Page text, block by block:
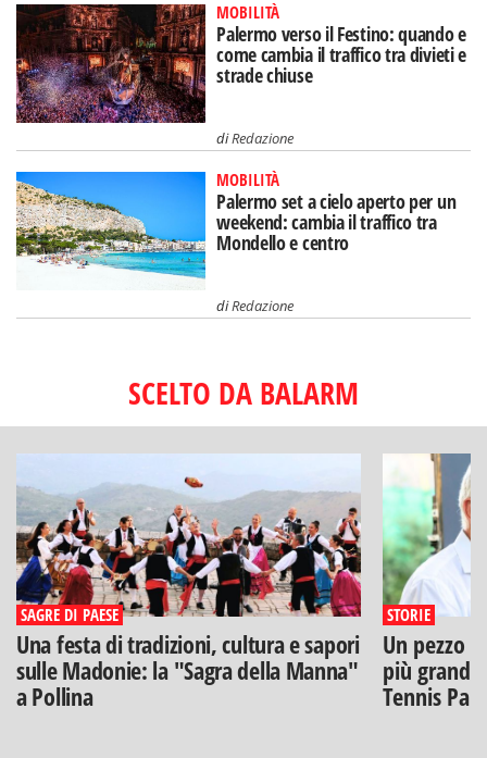
MOBILITÀ
Palermo verso il Festino: quando e
come cambia il traffico tra divieti e
strade chiuse
diRedazione
MOBILITÀ
Palermo set a cielo aperto per un
weekend: cambia il traffico tra
Mondello e centro
diRedazione
SCELTO DA BALARM
SAGRE DI PAESE
Una festa di tradizioni, cultura e sapori
sulle Madonie: la "Sagra della Manna"
a Pollina
STORIE
Un pezzo
più
Tennis